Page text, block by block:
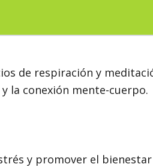
de respiración y
la conexión mente-cuerpo.
y promover el